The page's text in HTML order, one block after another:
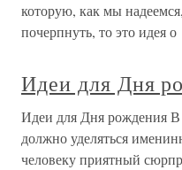
которую, как мы
почерпнуть, то это идея о
Идеи для Дня
Идеи для Дня рождения
должно уделяться
человеку приятный